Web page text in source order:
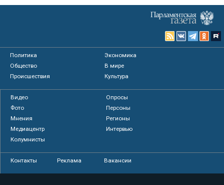
Политика
Экономика
Общество
В мире
Происшествия
Культура
Видео
Опросы
Фото
Персоны
Мнения
Регионы
Медиацентр
Интервью
Колумнисты
Контакты Реклама Вакансии